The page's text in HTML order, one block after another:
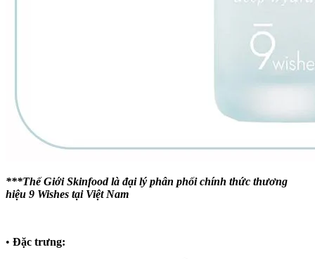
***Thế Giới Skinfood là đại lý phân phối chính thức thương
hiệu 9 Wishes tại Việt Nam
• Đặc trưng: